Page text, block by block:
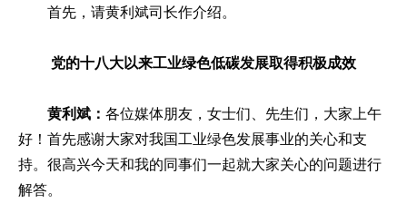
首先，请黄利斌司长作介绍。
党的十八大以来工业绿色低碳发展取得积极成效
黄利斌： 各位媒体朋友，女士们、先生们，大家上午
好！首先感谢大家对我国工业绿色发展事业的关心和支
持。很高兴今天和我的同事们一起就大家关心的问题进行
解答。